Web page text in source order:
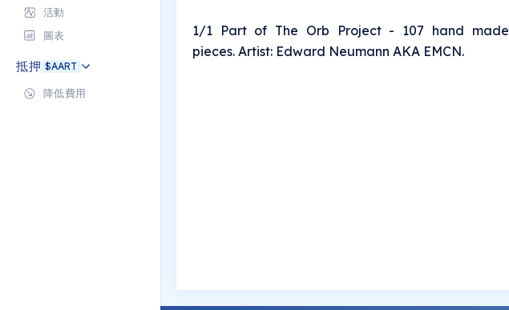
活動
圖表
抵押 $AART
降低費用
1/1 Part of The Orb Project - 107 hand made
pieces. Artist: Edward Neumann AKA EMCN.